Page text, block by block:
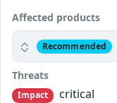
Affected products
Recommended
Threats
Impact
critical